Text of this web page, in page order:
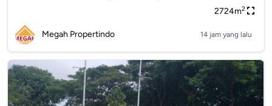
2724m2
Megah Propertindo 14 jam yang lalu